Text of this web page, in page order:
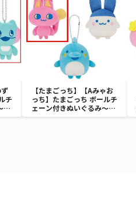
ず
チ
～
【たまごっち】【Aみゃお
っち】たまごっち ボールチ
ェーン付きぬいぐるみ～
Tamagotchi Paradise～